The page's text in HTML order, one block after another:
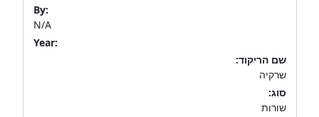
By:
N/A
Year:
שם הריקוד:
שרקיה
סוג:
שורות